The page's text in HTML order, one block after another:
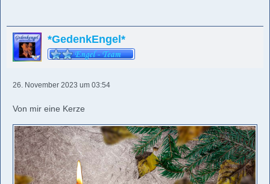
*GedenkEngel*
26. November 2023 um 03:54
Von mir eine Kerze